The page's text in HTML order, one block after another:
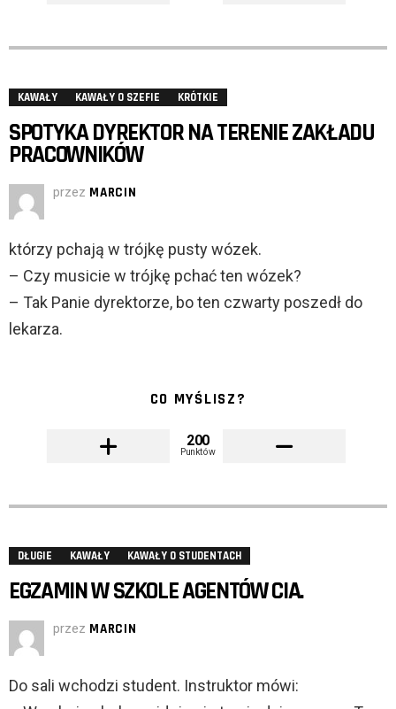
KAWAŁY KAWAŁY O SZEFIE KRÓTKIE
SPOTYKA DYREKTOR NA TERENIE ZAKŁADU
PRACOWNIKÓW
przez MARCIN
którzy pchają w trójkę pusty wózek.
– Czy musicie w trójkę pchać ten wózek?
– Tak Panie dyrektorze, bo ten czwarty poszedł do
lekarza.
CO MYŚLISZ?
200
Punktów
DŁUGIE KAWAŁY KAWAŁY O STUDENTACH
EGZAMIN W SZKOLE AGENTÓW CIA.
przez MARCIN
Do sali wchodzi student. Instruktor mówi: